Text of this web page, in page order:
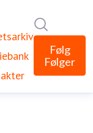
Følg
Følger